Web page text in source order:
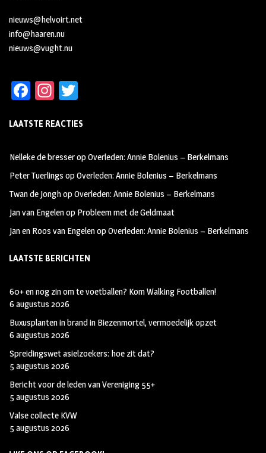
nieuws@helvoirt.net
info@haaren.nu
nieuws@vught.nu
Fa
b
oo
k
In
ag
m
tt
LAATSTE REACTIES
Nelleke de bresseropOverleden: Annie Bolenius – Berkelmans
Peter Tuerlings opOverleden: Annie Bolenius – Berkelmans
Twan de JonghopOverleden: Annie Bolenius – Berkelmans
Jan van Engelenop Probleem met de Geldmaat
Jan en Roos van EngelenopOverleden: Annie Bolenius – Berkelmans
LAATSTE BERICHTEN
60+ en nog zin om te voetballen? Kom Walking Footballen!
6 augustus 2026
Buxusplanten in brand in Biezenmortel, vermoedelijk opzet
6 augustus 2026
Spreidingswet asielzoekers: hoe zit dat?
5 augustus 2026
Bericht voor de leden van Vereniging 55+
5 augustus 2026
Valse collecte KVW
5 augustus 2026